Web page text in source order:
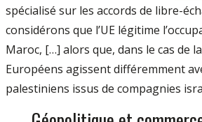
spécialisé sur les accords de libre-
considérons que l’UE légitime
Maroc, […] alors que, dans le cas de
Européens agissent différemment
palestiniens issus de compagnies